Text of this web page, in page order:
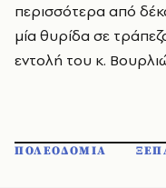
περισσότερα από
μία θυρίδα σε
εντολή του κ.
ΠΟΛΕΟΔΟΜΙΑ